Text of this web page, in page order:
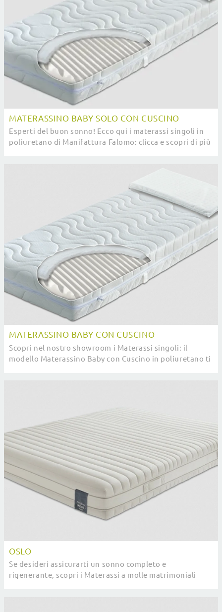
MATERASSINO BABY SOLO CON CUSCINO
Esperti del buon sonno! Ecco qui i materassi singoli in
poliuretano di Manifattura Falomo: clicca e scopri di più
MATERASSINO BABY CON CUSCINO
Scopri nel nostro showroom i Materassi singoli: il
modello Materassino Baby con Cuscino in poliuretano ti
OSLO
Se desideri assicurarti un sonno completo e
rigenerante, scopri i Materassi a molle matrimoniali